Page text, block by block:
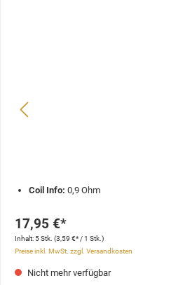
Coil Info: 0,9 Ohm
17,95 €*
Inhalt:5 Stk. (3,59 €* / 1 Stk.)
Preise inkl. MwSt. zzgl. Versandkosten
Nicht mehr verfügbar